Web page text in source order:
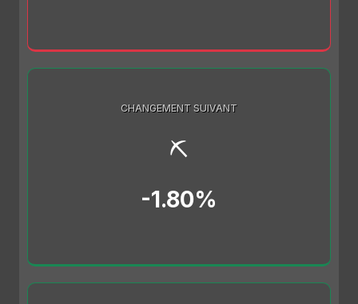
CHANGEMENT SUIVANT
⛏️
-1.80%